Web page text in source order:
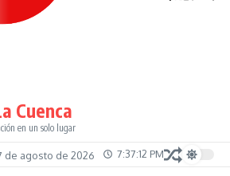
Cuenca
en un solo lugar
de agosto de 2026 7:37:12 PM